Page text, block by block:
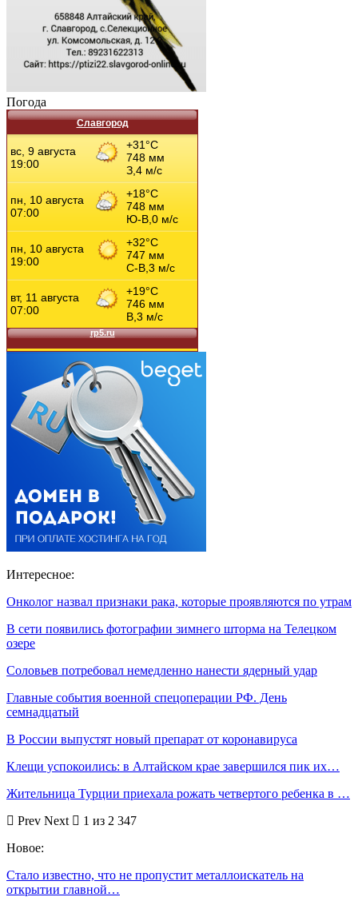
Погода
Славгород
Интересное:
Онколог назвал признаки рака, которые проявляются по утрам
В сети появились фотографии зимнего шторма на Телецком
озере
Соловьев потребовал немедленно нанести ядерный удар
Главные события военной спецоперации РФ. День
семнадцатый
В России выпустят новый препарат от коронавируса
Клещи успокоились: в Алтайском крае завершился пик их…
Жительница Турции приехала рожать четвертого ребенка в …
Prev Next
1 из 2 347
Новое:
Стало известно, что не пропустит металлоискатель на
открытии главной…